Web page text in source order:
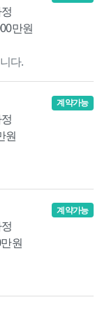
만원
다.
원
계약가능
원
계약가능